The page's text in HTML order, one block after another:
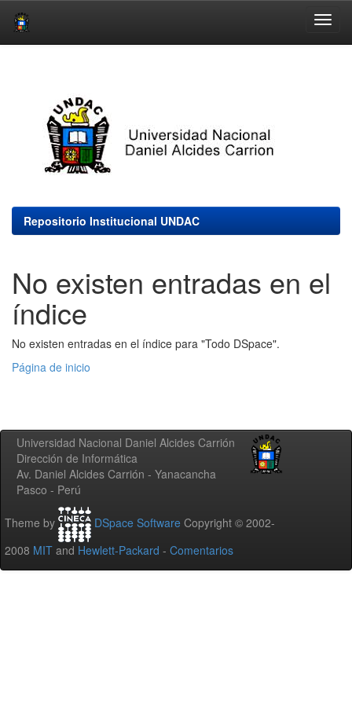
Repositorio Institucional UNDAC
No existen entradas en el
índice
No existen entradas en el índice para "Todo DSpace".
Página de inicio
Universidad Nacional Daniel Alcides Carrión
Dirección de Informática
Av. Daniel Alcides Carrión - Yanacancha
Pasco - Perú
Theme by DSpace Software Copyright © 2002-
2008 MIT and Hewlett-Packard - Comentarios